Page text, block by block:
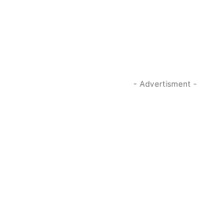
- Advertisment -